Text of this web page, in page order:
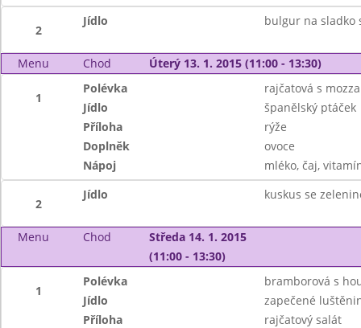
2
Jídlo bulgur na sladko
Menu Chod Úterý 13. 1. 2015 (11:00 - 13:30)
1
Polévka
rajčatová s
Jídlo
španělský ptáček
Příloha
rýže
Doplněk
ovoce
Nápoj
mléko, čaj,
2
Jídlo kuskus se
Menu Chod
Středa 14. 1. 2015
(11:00 - 13:30)
1
Polévka
bramborová s
Jídlo
zapečené
Příloha
rajčatový salát